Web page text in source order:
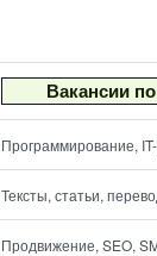
Вакансии
Программирование,
Тексты, статьи,
Продвижение, SEO,